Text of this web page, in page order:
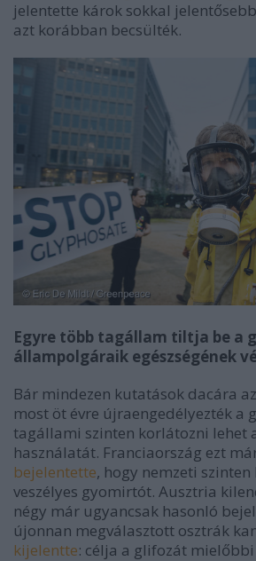
jelentette károk sokkal
azt korábban becsülték.
Egyre több tagállam tiltja be a
állampolgáraik egészségének
Bár mindezen kutatások dacára
most öt évre újraengedélyezték a
tagállami szinten korlátozni lehet
használatát. Franciaország ezt
bejelentette, hogy nemzeti szinten
veszélyes gyomirtót. Ausztria
négy már ugyancsak hasonló
újonnan megválasztott osztrák
kijelentte: célja a glifozát